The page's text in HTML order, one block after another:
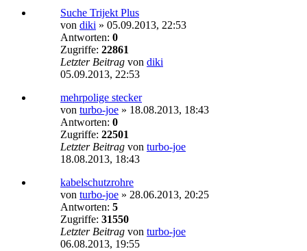
Suche Trijekt Plus
von diki » 05.09.2013, 22:53
Antworten: 0
Zugriffe: 22861
Letzter Beitrag von diki
05.09.2013, 22:53
mehrpolige stecker
von turbo-joe » 18.08.2013, 18:43
Antworten: 0
Zugriffe: 22501
Letzter Beitrag von turbo-joe
18.08.2013, 18:43
kabelschutzrohre
von turbo-joe » 28.06.2013, 20:25
Antworten: 5
Zugriffe: 31550
Letzter Beitrag von turbo-joe
06.08.2013, 19:55